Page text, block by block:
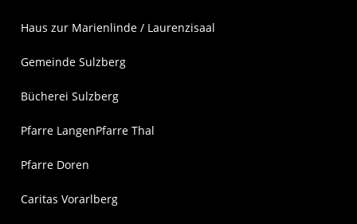
Haus zur Marienlinde / Laurenzisaal
Gemeinde Sulzberg
Bücherei Sulzberg
Pfarre LangenPfarre Thal
Pfarre Doren
Caritas Vorarlberg